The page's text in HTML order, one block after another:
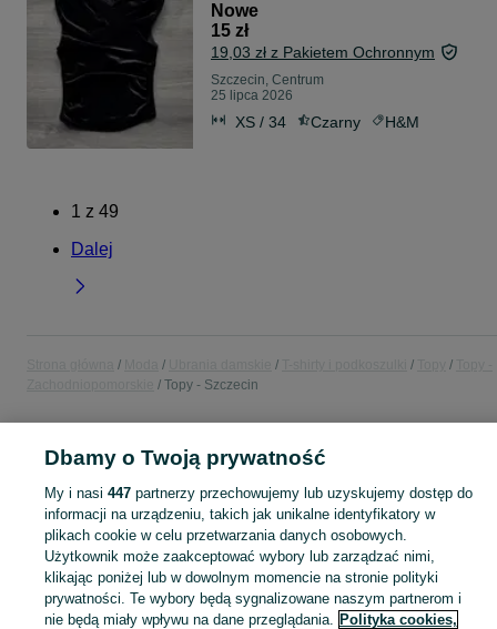
Nowe
15 zł
19,03 zł z Pakietem Ochronnym
Szczecin, Centrum
25 lipca 2026
XS / 34 Czarny H&M
1 z 49
Dalej
Topy - Szczecin
KATEGORIA
Szeroki wybór topów damskich Szczecin ▶️ bawełniane, na ramiączkach, krótkie i kolorowe ✅ Nowe i używane w dobrych cenach ✌ Sprawdź oferty na OLX.pl! Zobacz
Mapa kategorii
Dbamy o Twoją prywatność
My i nasi 447partnerzy przechowujemy lub uzyskujemy dostęp do
informacji na urządzeniu, takich jak unikalne identyfikatory w
plikach cookie w celu przetwarzania danych osobowych.
Użytkownik może zaakceptować wybory lub zarządzać nimi,
klikając poniżej lub w dowolnym momencie na stronie polityki
prywatności. Te wybory będą sygnalizowane naszym partnerom i
nie będą miały wpływu na dane przeglądania. Polityka cookies,